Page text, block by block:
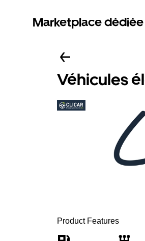
Marketplace
Véhicules
Product Features